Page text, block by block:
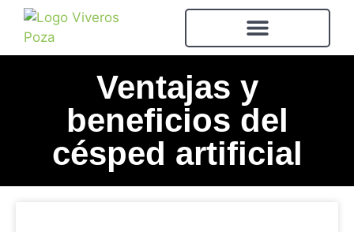
Ventajas y
beneficios del
césped artificial